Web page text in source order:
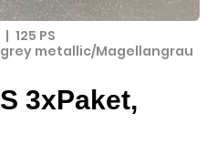
| 125 PS
metallic/Magellangrau
3xPaket,